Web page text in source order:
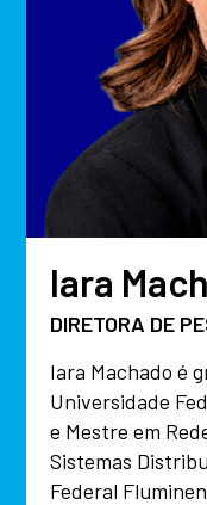
Iara
DIRETORA DE
Iara Machado é
Universidade
e Mestre em
Sistemas
Federal